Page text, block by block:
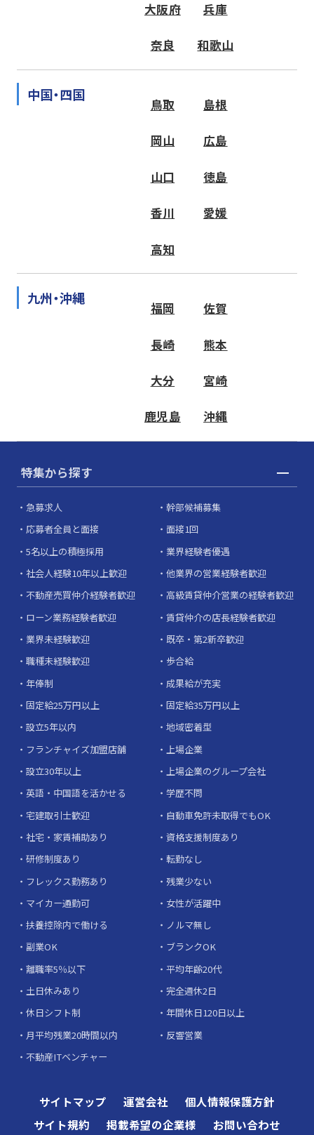
大阪府 兵庫
奈良 和歌山
中国・四国
鳥取 島根
岡山 広島
山口 徳島
香川 愛媛
高知
九州・沖縄
福岡 佐賀
長崎 熊本
大分 宮崎
鹿児島 沖縄
特集から探す
急募求人
幹部候補募集
応募者全員と面接
面接1回
5名以上の積極採用
業界経験者優遇
社会人経験10年以上歓迎
他業界の営業経験者歓迎
不動産売買仲介経験者歓迎
高級賃貸仲介営業の経験者歓迎
ローン業務経験者歓迎
賃貸仲介の店長経験者歓迎
業界未経験歓迎
既卒・第2新卒歓迎
職種未経験歓迎
歩合給
年俸制
成果給が充実
固定給25万円以上
固定給35万円以上
設立5年以内
地域密着型
フランチャイズ加盟店舗
上場企業
設立30年以上
上場企業のグループ会社
英語・中国語を活かせる
学歴不問
宅建取引士歓迎
自動車免許未取得でもOK
社宅・家賃補助あり
資格支援制度あり
研修制度あり
転勤なし
フレックス勤務あり
残業少ない
マイカー通勤可
女性が活躍中
扶養控除内で働ける
ノルマ無し
副業OK
ブランクOK
離職率5％以下
平均年齢20代
土日休みあり
完全週休2日
休日シフト制
年間休日120日以上
月平均残業20時間以内
反響営業
不動産ITベンチャー
サイトマップ 運営会社
個人情報保護方針
サイト規約
掲載希望の企業様 お問い合わせ